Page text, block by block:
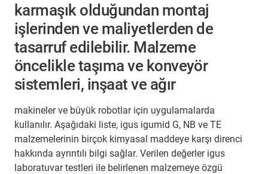
karmaşık olduğundan montaj
işlerinden ve maliyetlerden de
tasarruf edilebilir. Malzeme
öncelikle taşıma ve konveyör
sistemleri, inşaat ve ağır
makineler ve büyük robotlar için uygulamalarda
kullanılır. Aşağıdaki liste, igus igumid G, NB ve TE
malzemelerinin birçok kimyasal maddeye karşı direnci
hakkında ayrıntılı bilgi sağlar. Verilen değerler igus
laboratuvar testleri ile belirlenen malzemeye özgü